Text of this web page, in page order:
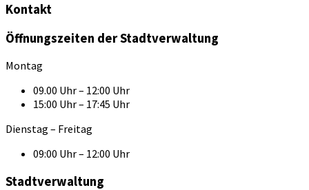
Kontakt
Öffnungszeiten der Stadtverwaltung
Montag
09.00 Uhr – 12:00 Uhr
15:00 Uhr – 17:45 Uhr
Dienstag – Freitag
09:00 Uhr – 12:00 Uhr
Stadtverwaltung